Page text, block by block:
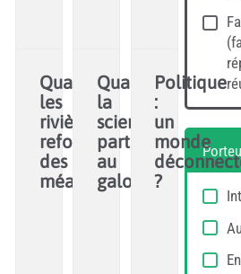
Quand
les
rivières
refont
des
méandres
Quand
la
science
partait
au
galop
Politique
:
un
monde
?